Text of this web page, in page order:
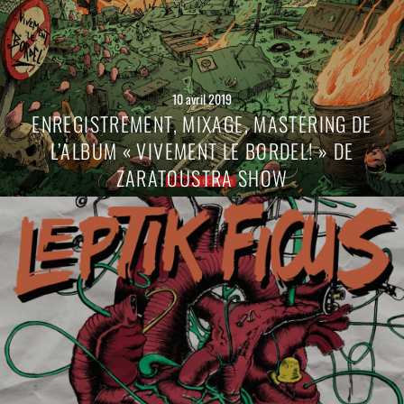
10 avril 2019
ENREGISTREMENT, MIXAGE, MASTERING DE
L’ALBUM « VIVEMENT LE BORDEL! » DE
ZARATOUSTRA SHOW
la
suite